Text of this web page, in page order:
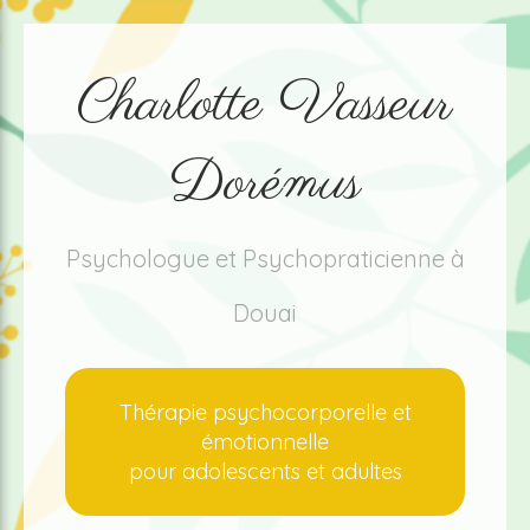
Charlotte Vasseur
Dorémus
Psychologue et Psychopraticienne à
Douai
Thérapie psychocorporelle et
émotionnelle
pour adolescents et adultes